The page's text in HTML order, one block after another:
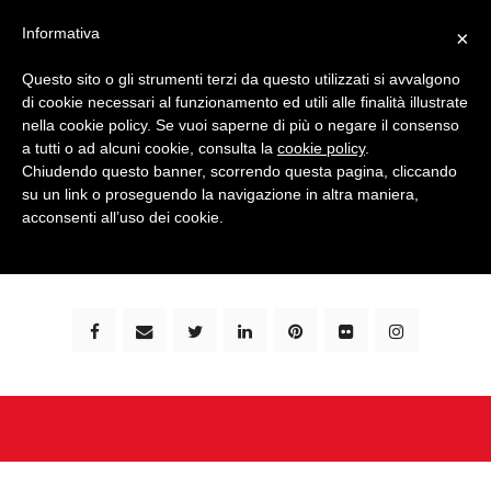
bimbi e viaggi - family travel blog: community #1 in
×
Informativa
Questo sito o gli strumenti terzi da questo utilizzati si avvalgono
di cookie necessari al funzionamento ed utili alle finalità illustrate
nella cookie policy. Se vuoi saperne di più o negare il consenso
a tutti o ad alcuni cookie, consulta la cookie policy.
Chiudendo questo banner, scorrendo questa pagina, cliccando
su un link o proseguendo la navigazione in altra maniera,
acconsenti all’uso dei cookie.